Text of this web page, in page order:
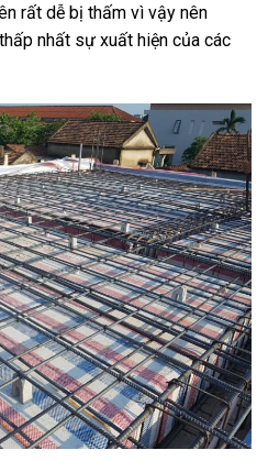
rất dễ bị thấm vì vậy nên
nhất sự xuất hiện của các